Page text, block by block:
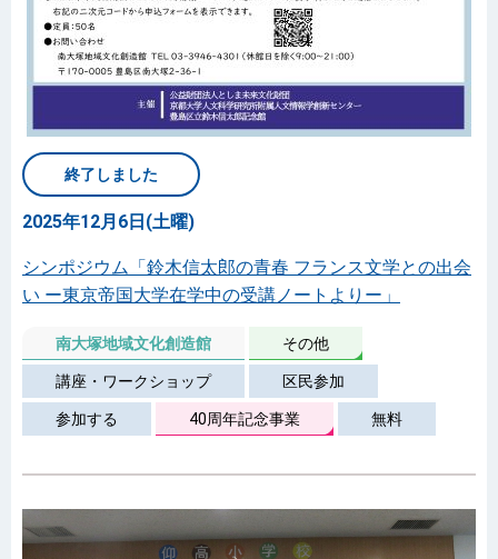
終了しました
2025年12月6日(土曜)
シンポジウム「鈴木信太郎の青春 フランス文学との出会
い ー東京帝国大学在学中の受講ノートよりー」
南大塚地域文化創造館 その他
講座・ワークショップ 区民参加
参加する 40周年記念事業 無料